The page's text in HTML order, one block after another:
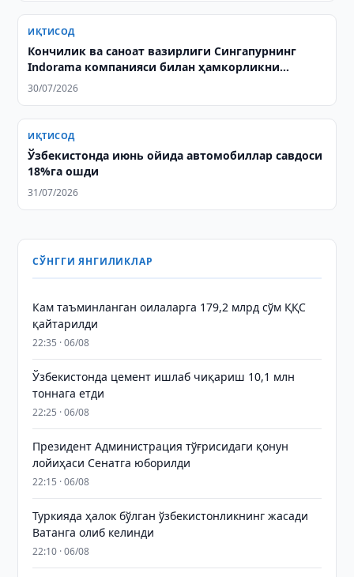
ИҚТИСОД
Кончилик ва саноат вазирлиги Cингапурнинг
Indorama компанияси билан ҳамкорликни
муҳокама қилди
30/07/2026
ИҚТИСОД
Ўзбекистонда июнь ойида автомобиллар савдоси
18%га ошди
31/07/2026
СЎНГГИ ЯНГИЛИКЛАР
Кам таъминланган оилаларга 179,2 млрд сўм ҚҚС
қайтарилди
22:35 · 06/08
Ўзбекистонда цемент ишлаб чиқариш 10,1 млн
тоннага етди
22:25 · 06/08
Президент Администрация тўғрисидаги қонун
лойиҳаси Сенатга юборилди
22:15 · 06/08
Туркияда ҳалок бўлган ўзбекистонликнинг жасади
Ватанга олиб келинди
22:10 · 06/08